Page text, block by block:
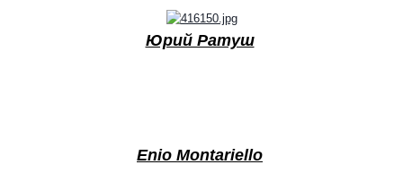
Юрий Ратуш
Enio Montariello